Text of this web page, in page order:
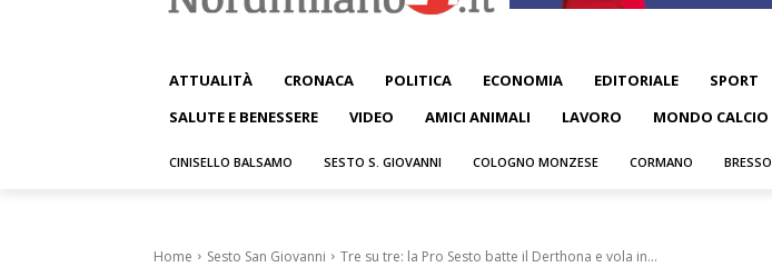
ATTUALITÀ CRONACA POLITICA ECONOMIA EDITORIALE SPORT
SALUTE E BENESSERE
VIDEO AMICI ANIMALI LAVORO MONDO CALCIO
CINISELLO BALSAMO SESTO S. GIOVANNI COLOGNO MONZESE CORMANO BRESSO
Home Sesto San Giovanni Tre su tre: la Pro Sesto batte il Derthona e vola in...